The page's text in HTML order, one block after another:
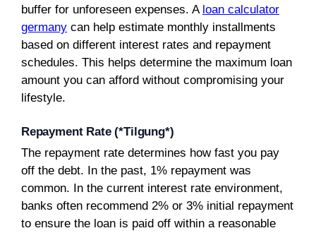
buffer for unforeseen expenses. A loan calculator
germany can help estimate monthly installments
based on different interest rates and repayment
schedules. This helps determine the maximum loan
amount you can afford without compromising your
lifestyle.
Repayment Rate (*Tilgung*)
The repayment rate determines how fast you pay
off the debt. In the past, 1% repayment was
common. In the current interest rate environment,
banks often recommend 2% or 3% initial repayment
to ensure the loan is paid off within a reasonable